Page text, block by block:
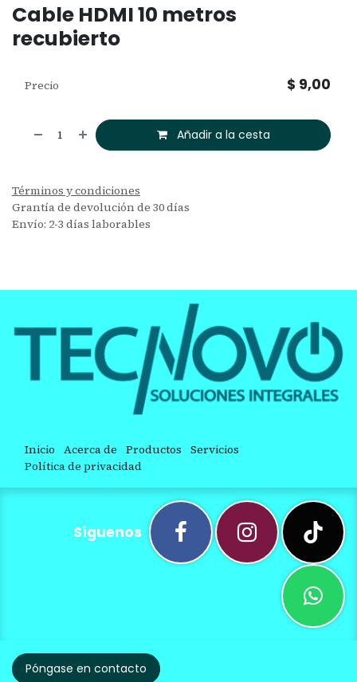
Cable HDMI 10 metros
recubierto
Añadir a la cesta
Precio $ 9,00
Términos y condiciones
Grantía de devolución de 30 días
Envío: 2-3 días laborables
Inicio Acerca de Productos Servicios
Política de privacidad
Síguenos
Póngase en contacto